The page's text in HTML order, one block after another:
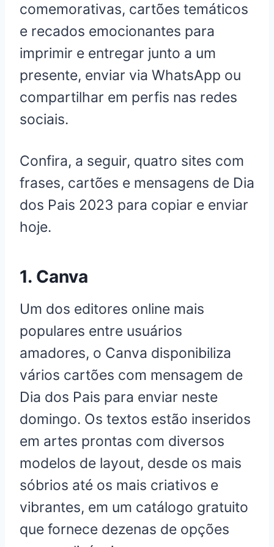
comemorativas, cartões temáticos
e recados emocionantes para
imprimir e entregar junto a um
presente, enviar via WhatsApp ou
compartilhar em perfis nas redes
sociais.
Confira, a seguir, quatro sites com
frases, cartões e mensagens de Dia
dos Pais 2023 para copiar e enviar
hoje.
1. Canva
Um dos editores online mais
populares entre usuários
amadores, o Canva disponibiliza
vários cartões com mensagem de
Dia dos Pais para enviar neste
domingo. Os textos estão inseridos
em artes prontas com diversos
modelos de layout, desde os mais
sóbrios até os mais criativos e
vibrantes, em um catálogo gratuito
que fornece dezenas de opções